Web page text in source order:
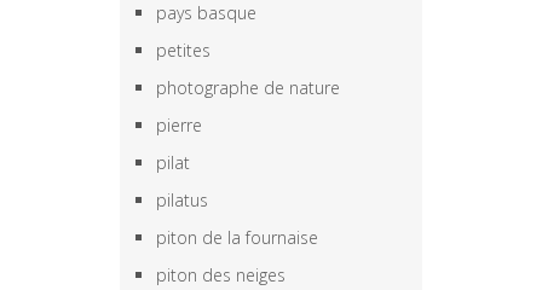
pays basque
petites
photographe de nature
pierre
pilat
pilatus
piton de la fournaise
piton des neiges